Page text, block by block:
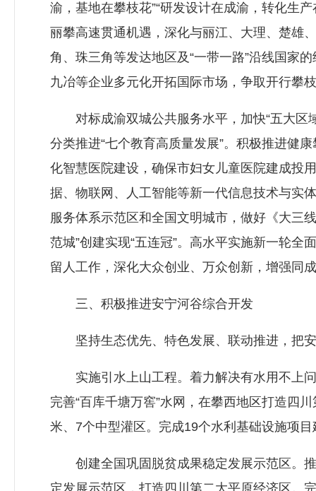
渝，基地在攀枝花”“研发设计在成渝，转化生
丽攀高速贯通机遇，深化与丽江、大理、楚雄
角、珠三角等发达地区及“一带一路”沿线国家
九冶等企业多元化开拓国际市场，争取开行攀
对标成渝双城公共服务水平，加快“五大区
分类推进“七个教育高质量发展”。积极推进健
化智慧医院建设，确保市妇女儿童医院建成投
据、物联网、人工智能等新一代信息技术与实
服务体系示范区和全国文明城市，做好《大三
范城”创建实现“五连冠”。高水平实施新一轮
留人工作，深化大众创业、万众创新，增强同
三、积极推进安宁河谷综合开发
坚持生态优先、特色发展、联动推进，把安
实施引水上山工程。着力解决有水用不上问
完善“百库千塘万窖”水网，在攀西地区打造四
米、7个中型灌区。完成19个水利基础设施项
创建全国巩固脱贫成果稳定发展示范区。推
定发展示范区，打造四川第二大平原经济区。